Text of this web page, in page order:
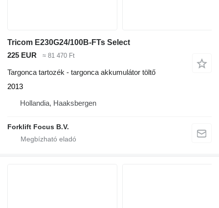
Tricom E230G24/100B-FTs Select
225 EUR
≈ 81 470 Ft
Targonca tartozék - targonca akkumulátor töltő
2013
Hollandia, Haaksbergen
Forklift Focus B.V.